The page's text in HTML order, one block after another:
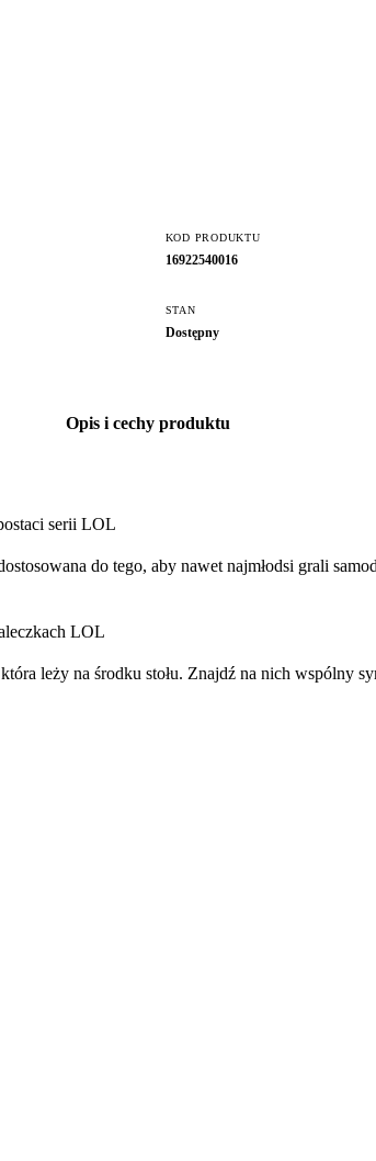
KOD PRODUKTU
16922540016
STAN
Dostępny
Opis i cechy produktu
serii LOL
do tego, aby nawet najmłodsi grali
LOL
leży na środku stołu. Znajdź na nich wspólny